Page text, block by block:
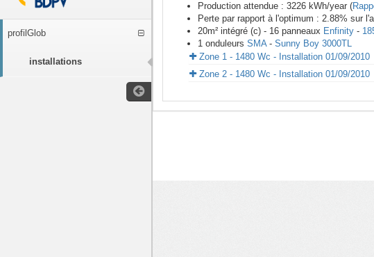
profilGlob
installations
Production attendue : 3226 kWh/year (
Perte par rapport à l'optimum : 2.88% sur
20m² intégré (c) - 16 panneaux Enfinity -
1 onduleurs SMA- Sunny Boy 3000TL
Zone 1 - 1480 Wc - Installation 01/09/2010
Zone 2 - 1480 Wc - Installation 01/09/2010